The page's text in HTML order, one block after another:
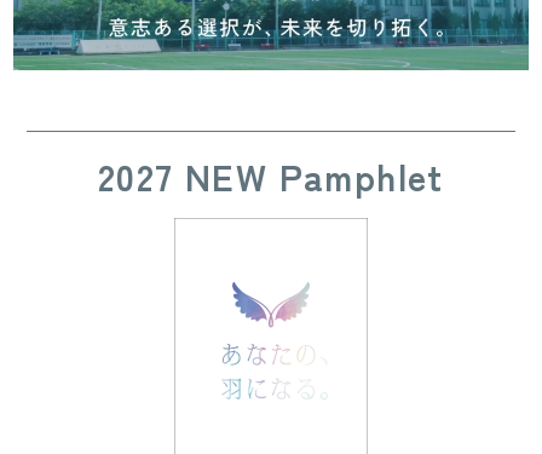
2027 NEW Pamphlet